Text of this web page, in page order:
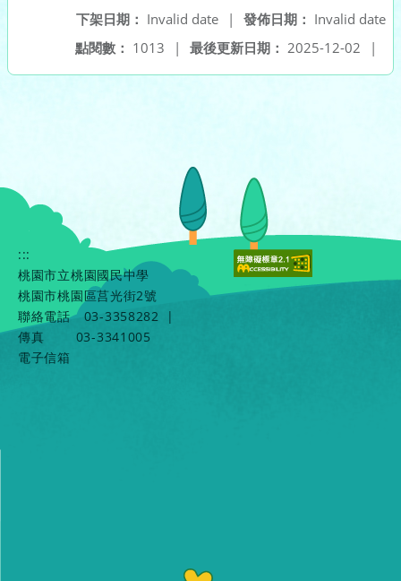
發佈日期： Invalid date
下架日期： Invalid date
|
最後更新日期： 2025-12-02 |
點閱數： 1013 |
:::
桃園市立桃園國民中學
桃園市桃園區莒光街2號
聯絡電話
03-3358282
|
傳真
03-3341005
電子信箱